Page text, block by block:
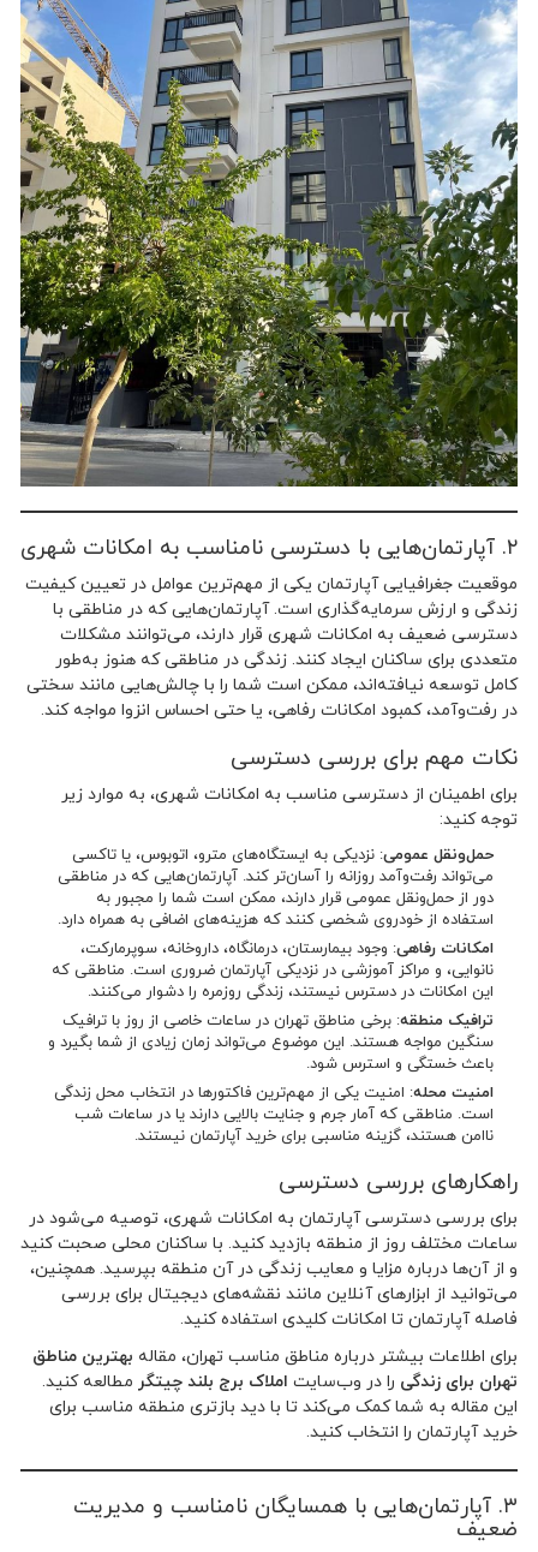
موقعیت جغرافیایی آپارتمان یکی از مهم‌ترین عوامل در تعیین کیفیت
زندگی و ارزش سرمایه‌گذاری است. آپارتمان‌هایی که در مناطقی با
دسترسی ضعیف به امکانات شهری قرار دارند، می‌توانند مشکلات
متعددی برای ساکنان ایجاد کنند. زندگی در مناطقی که هنوز به‌طور
کامل توسعه نیافته‌اند، ممکن است شما را با چالش‌هایی مانند سختی
در رفت‌وآمد، کمبود امکانات رفاهی، یا حتی احساس انزوا مواجه کند.
نکات مهم برای بررسی دسترسی
برای اطمینان از دسترسی مناسب به امکانات شهری، به موارد زیر
توجه کنید:
حمل‌ونقل عمومی: نزدیکی به ایستگاه‌های مترو، اتوبوس، یا تاکسی
می‌تواند رفت‌وآمد روزانه را آسان‌تر کند. آپارتمان‌هایی که در مناطقی
دور از حمل‌ونقل عمومی قرار دارند، ممکن است شما را مجبور به
استفاده از خودروی شخصی کنند که هزینه‌های اضافی به همراه دارد.
امکانات رفاهی: وجود بیمارستان، درمانگاه، داروخانه، سوپرمارکت،
نانوایی، و مراکز آموزشی در نزدیکی آپارتمان ضروری است. مناطقی که
این امکانات در دسترس نیستند، زندگی روزمره را دشوار می‌کنند.
ترافیک منطقه: برخی مناطق تهران در ساعات خاصی از روز با ترافیک
سنگین مواجه هستند. این موضوع می‌تواند زمان زیادی از شما بگیرد و
باعث خستگی و استرس شود.
امنیت محله: امنیت یکی از مهم‌ترین فاکتورها در انتخاب محل زندگی
است. مناطقی که آمار جرم و جنایت بالایی دارند یا در ساعات شب
ناامن هستند، گزینه مناسبی برای خرید آپارتمان نیستند.
راهکارهای بررسی دسترسی
برای بررسی دسترسی آپارتمان به امکانات شهری، توصیه می‌شود در
ساعات مختلف روز از منطقه بازدید کنید. با ساکنان محلی صحبت کنید
و از آن‌ها درباره مزایا و معایب زندگی در آن منطقه بپرسید. همچنین،
می‌توانید از ابزارهای آنلاین مانند نقشه‌های دیجیتال برای بررسی
فاصله آپارتمان تا امکانات کلیدی استفاده کنید.
برای اطلاعات بیشتر درباره مناطق مناسب تهران، مقالهبهترین مناطق
تهران برای زندگیرا در وب‌سایتاملاک برج بلند چیتگرمطالعه کنید.
این مقاله به شما کمک می‌کند تا با دید بازتری منطقه مناسب برای
خرید آپارتمان را انتخاب کنید.
۳. آپارتمان‌هایی با همسایگان نامناسب و مدیریت
ضعیف